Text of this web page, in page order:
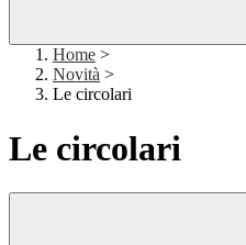
Home >
Novità >
Le circolari
Le circolari